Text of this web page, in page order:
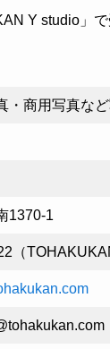
Y studio」
・商用写真な
1370-1
（